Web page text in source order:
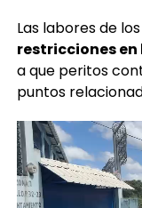
Las labores de
restricciones
a que peritos
puntos